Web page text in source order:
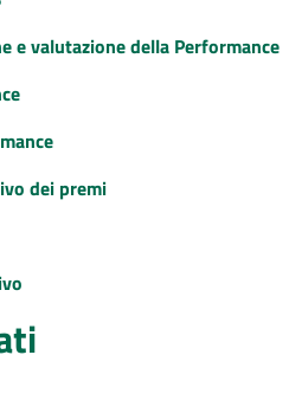
e valutazione della Performance
dei premi